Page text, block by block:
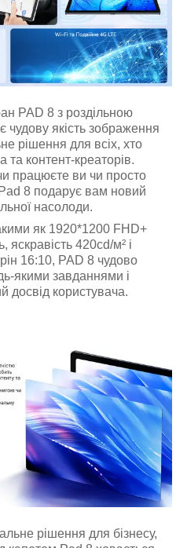
PAD 8 з роздільною
чудову якість зображення
рішення для всіх, хто
та контент-креаторів.
працюєте ви чи просто
8 подарує вам новий
насолоди.
як 1920*1200 FHD+
яскравість 420cd/м² і
16:10, PAD 8 чудово
якими завданнями і
досвід користувача.
рішення для бізнесу,